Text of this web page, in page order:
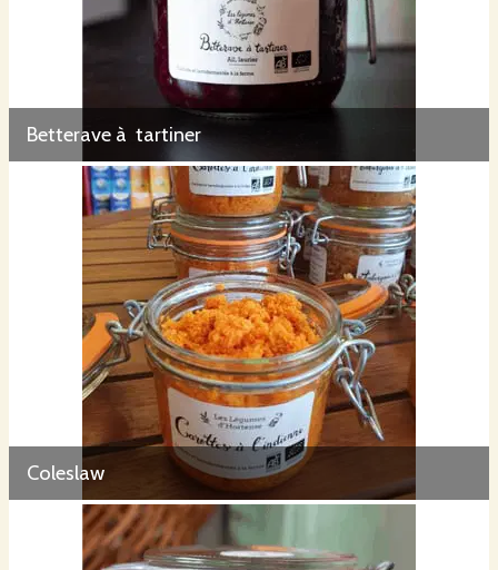
Betterave à tartiner
Coleslaw